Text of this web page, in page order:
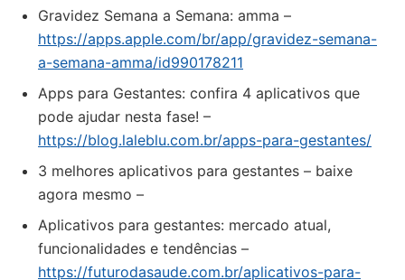
‎Gravidez Semana a Semana: amma –
https://apps.apple.com/br/app/gravidez-semana-
a-semana-amma/id990178211
Apps para Gestantes: confira 4 aplicativos que
pode ajudar nesta fase! –
https://blog.laleblu.com.br/apps-para-gestantes/
3 melhores aplicativos para gestantes – baixe
agora mesmo –
Aplicativos para gestantes: mercado atual,
funcionalidades e tendências –
https://futurodasaude.com.br/aplicativos-para-